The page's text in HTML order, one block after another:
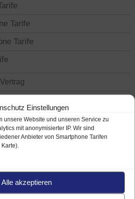
Einstellungen
unsere Website und unseren Service zu
mit anonymisierter IP. Wir sind
Anbieter von Smartphone Tarifen
Alle akzeptieren
Tarife
Tarife